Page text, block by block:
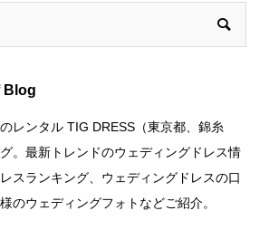
Blog
レンタル TIG DRESS（東京都、錦糸
。最新トレンドのウェディングドレス情
スランキング、ウェディングドレスの口
のウェディングフォトなどご紹介。